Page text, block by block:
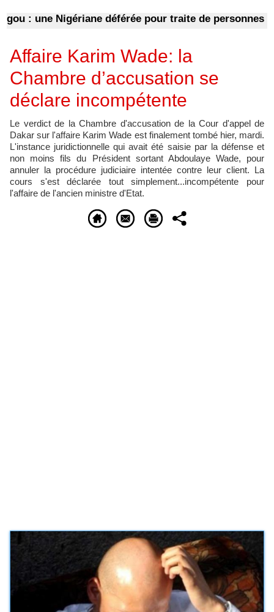
: une Nigériane déférée pour traite de personnes et
Affaire Karim Wade: la
Chambre d’accusation se
déclare incompétente
Le verdict de la Chambre d'accusation de la Cour d'appel de
Dakar sur l'affaire Karim Wade est finalement tombé hier, mardi.
L'instance juridictionnelle qui avait été saisie par la défense et
non moins fils du Président sortant Abdoulaye Wade, pour
annuler la procédure judiciaire intentée contre leur client. La
cours s'est déclarée tout simplement...incompétente pour
l'affaire de l'ancien ministre d'Etat.